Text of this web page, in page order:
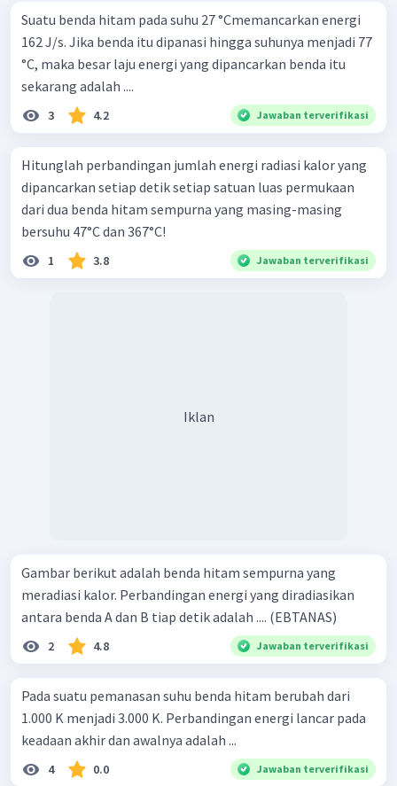
Suatu benda hitam pada suhu 27 °Cmemancarkan energi
162 J/s. Jika benda itu dipanasi hingga suhunya menjadi 77
°C, maka besar laju energi yang dipancarkan benda itu
sekarang adalah ....
3 4.2 Jawaban terverifikasi
Hitunglah perbandingan jumlah energi radiasi kalor yang
dipancarkan setiap detik setiap satuan luas permukaan
dari dua benda hitam sempurna yang masing-masing
bersuhu 47°C dan 367°C!
1 3.8 Jawaban terverifikasi
Iklan
Gambar berikut adalah benda hitam sempurna yang
meradiasi kalor. Perbandingan energi yang diradiasikan
antara benda A dan B tiap detik adalah .... (EBTANAS)
2 4.8 Jawaban terverifikasi
Pada suatu pemanasan suhu benda hitam berubah dari
1.000 K menjadi 3.000 K. Perbandingan energi lancar pada
keadaan akhir dan awalnya adalah ...
4 0.0 Jawaban terverifikasi